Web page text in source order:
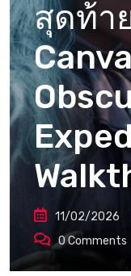
สุดท้า
11/02/2026
0Comments